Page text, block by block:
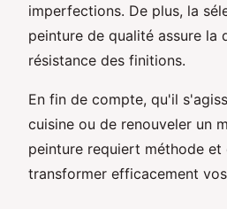
imperfections. De plus, la
peinture de qualité assure la
résistance des finitions.
En fin de compte, qu'il
cuisine ou de renouveler un
peinture requiert méthode
transformer efficacement